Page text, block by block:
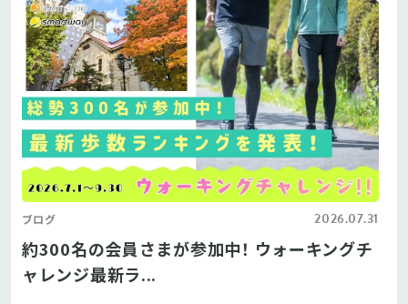
ブログ 2026.07.31
約300名の会員さまが参加中！ ウォーキングチ
ャレンジ最新ラ...